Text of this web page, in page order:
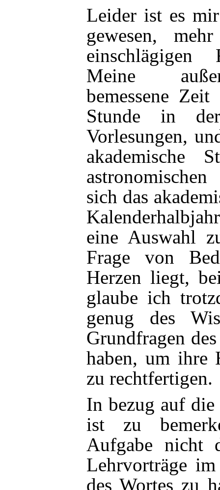
Leider ist es
gewesen,
einschlägigen
Meine
bemessene
Stunde in
Vorlesungen,
akademische
sich das
eine Auswahl
Frage von
Herzen liegt,
glaube ich
genug des
Grundfragen
haben, um ihre
zu rechtfertigen.
In bezug auf
ist zu
Aufgabe nicht
Lehrvorträge
des Wortes zu